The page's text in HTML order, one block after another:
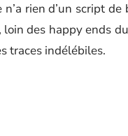
rien d’un script
loin des happy ends
traces indélébiles.